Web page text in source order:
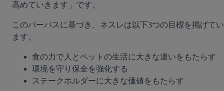
高めていきます」です。
このパーパスに基づき、ネスレは以下3つの目標を掲げてい
ます。
食の力で人とペットの生活に大きな違いをもたらす
環境を守り保全を強化する
ステークホルダーに大きな価値をもたらす